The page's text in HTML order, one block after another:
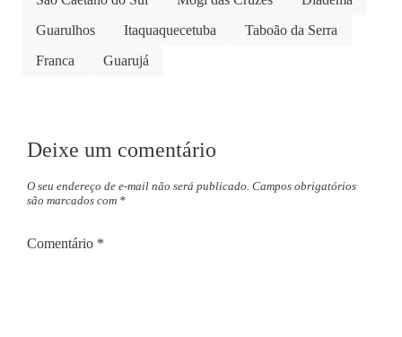
Guarulhos
Itaquaquecetuba
Taboão da Serra
Franca
Guarujá
Deixe um comentário
O seu endereço de e-mail não será publicado. Campos obrigatórios
são marcados com *
Comentário *